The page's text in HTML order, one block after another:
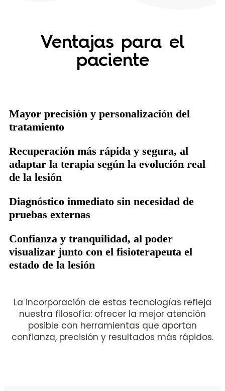
Ventajas para el
paciente
Mayor precisión y personalización del
tratamiento
Recuperación más rápida y segura, al
adaptar la terapia según la evolución real
de la lesión
Diagnóstico inmediato sin necesidad de
pruebas externas
Confianza y tranquilidad, al poder
visualizar junto con el fisioterapeuta el
estado de la lesión
La incorporación de estas tecnologías refleja
nuestra filosofía: ofrecer la mejor atención
posible con herramientas que aportan
confianza, precisión y resultados más rápidos.